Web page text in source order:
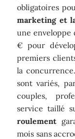
obligatoires
marketing et
une enveloppe
€ pour
premiers
la
sont variés,
couples,
service taillé
roulement
mois sans